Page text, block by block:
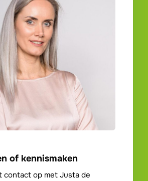
of kennismaken
contact op met Justa de